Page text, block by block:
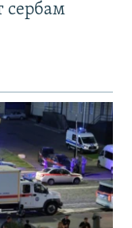
сербам